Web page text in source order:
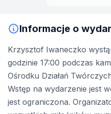
Informacje o
Krzysztof Iwaneczko
godzinie 17:00 podczas
Ośrodku Działań
Wstęp na wydarzenie jest
jest ograniczona.